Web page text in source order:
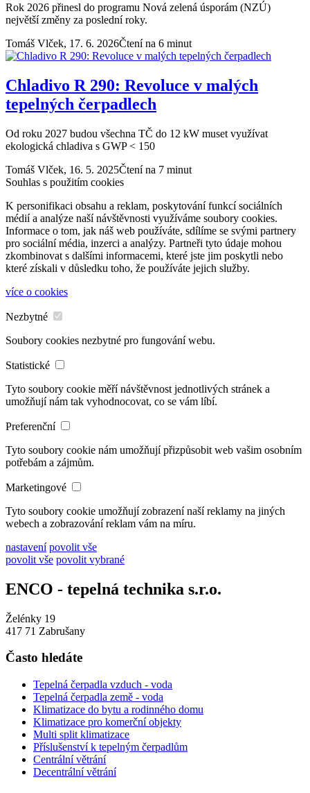
Rok 2026 přinesl do programu Nová zelená úsporám (NZÚ)
největší změny za poslední roky.
Tomáš Vlček, 17. 6. 2026Čtení na 6 minut
Chladivo R 290: Revoluce v malých
tepelných čerpadlech
Od roku 2027 budou všechna TČ do 12 kW muset využívat
ekologická chladiva s GWP < 150
Tomáš Vlček, 16. 5. 2025Čtení na 7 minut
Souhlas s použitím cookies
K personifikaci obsahu a reklam, poskytování funkcí sociálních
médií a analýze naší návštěvnosti využíváme soubory cookies.
Informace o tom, jak náš web používáte, sdílíme se svými partnery
pro sociální média, inzerci a analýzy. Partneři tyto údaje mohou
zkombinovat s dalšími informacemi, které jste jim poskytli nebo
které získali v důsledku toho, že používáte jejich služby.
více o cookies
Nezbytné
Soubory cookies nezbytné pro fungování webu.
Statistické
Tyto soubory cookie měří návštěvnost jednotlivých stránek a
umožňují nám tak vyhodnocovat, co se vám líbí.
Preferenční
Tyto soubory cookie nám umožňují přizpůsobit web vašim osobním
potřebám a zájmům.
Marketingové
Tyto soubory cookie umožňují zobrazení naší reklamy na jiných
webech a zobrazování reklam vám na míru.
nastavení povolit vše
povolit vše povolit vybrané
ENCO - tepelná technika s.r.o.
Želénky 19
417 71 Zabrušany
Často hledáte
Tepelná čerpadla vzduch - voda
Tepelná čerpadla země - voda
Klimatizace do bytu a rodinného domu
Klimatizace pro komerční objekty
Multi split klimatizace
Příslušenství k tepelným čerpadlům
Centrální větrání
Decentrální větrání